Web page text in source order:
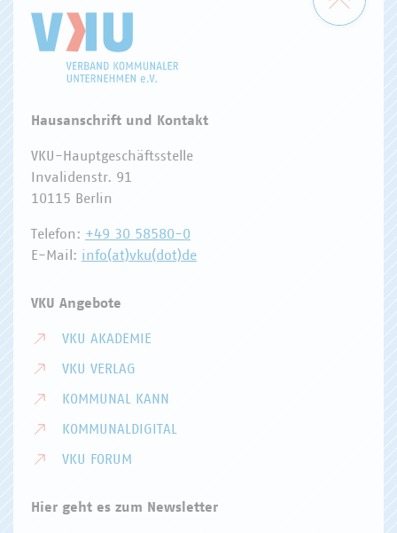
Hausanschrift und Kontakt
VKU-Hauptgeschäftsstelle
Invalidenstr. 91
10115 Berlin
Telefon: +49 30 58580-0
E-Mail: info(at)vku(dot)de
VKU Angebote
VKU AKADEMIE
VKU VERLAG
KOMMUNAL KANN
KOMMUNALDIGITAL
VKU FORUM
Hier geht es zum Newsletter